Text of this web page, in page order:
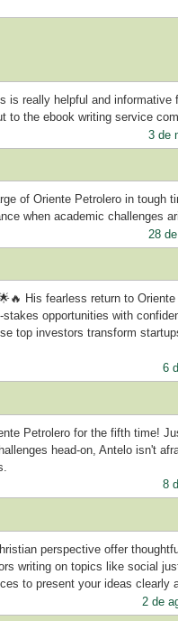
is really helpful and
to the ebook writing service
3 de
of Oriente Petrolero in tough
when academic challenges
28
His fearless return to
opportunities with
top investors transform
6
Petrolero for the fifth time!
head-on, Antelo isn't
8
perspective offer
writing on topics like social
to present your ideas clearly
2 de